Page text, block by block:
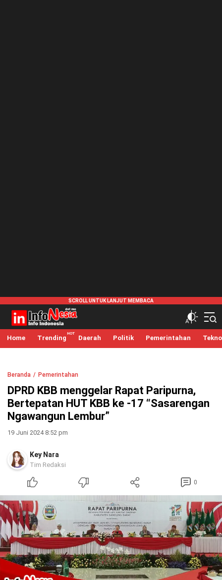
infonesia.me
Info Indonesia
Home Trending Daerah Politik Pemerintahan Tekno
Beranda Pemerintahan
DPRD KBB menggelar Rapat Paripurna,
Bertepatan HUT KBB ke -17 “Sasarengan
Ngawangun Lembur”
19 Juni 2024 8:52 pm
Key Nara
Tim Redaksi
0